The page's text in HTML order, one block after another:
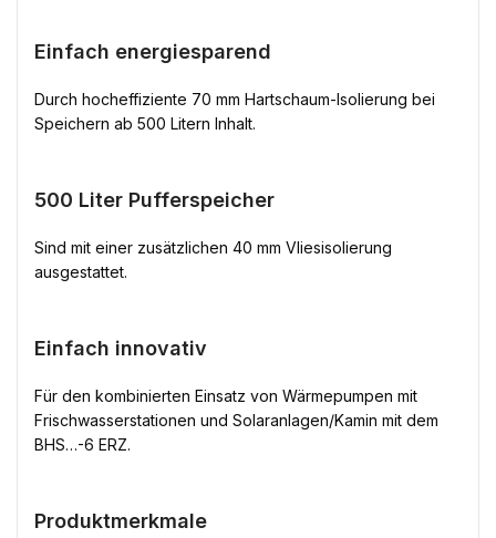
Einfach energiesparend
Durch hocheffiziente 70 mm Hartschaum-Isolierung bei
Speichern ab 500 Litern Inhalt.
500 Liter Pufferspeicher
Sind mit einer zusätzlichen 40 mm Vliesisolierung
ausgestattet.
Einfach innovativ
Für den kombinierten Einsatz von Wärmepumpen mit
Frischwasserstationen und Solaranlagen/Kamin mit dem
BHS…-6 ERZ.
Produktmerkmale